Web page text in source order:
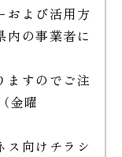
および活用方
内の事業者に
すのでご注
金曜
向けチラシ